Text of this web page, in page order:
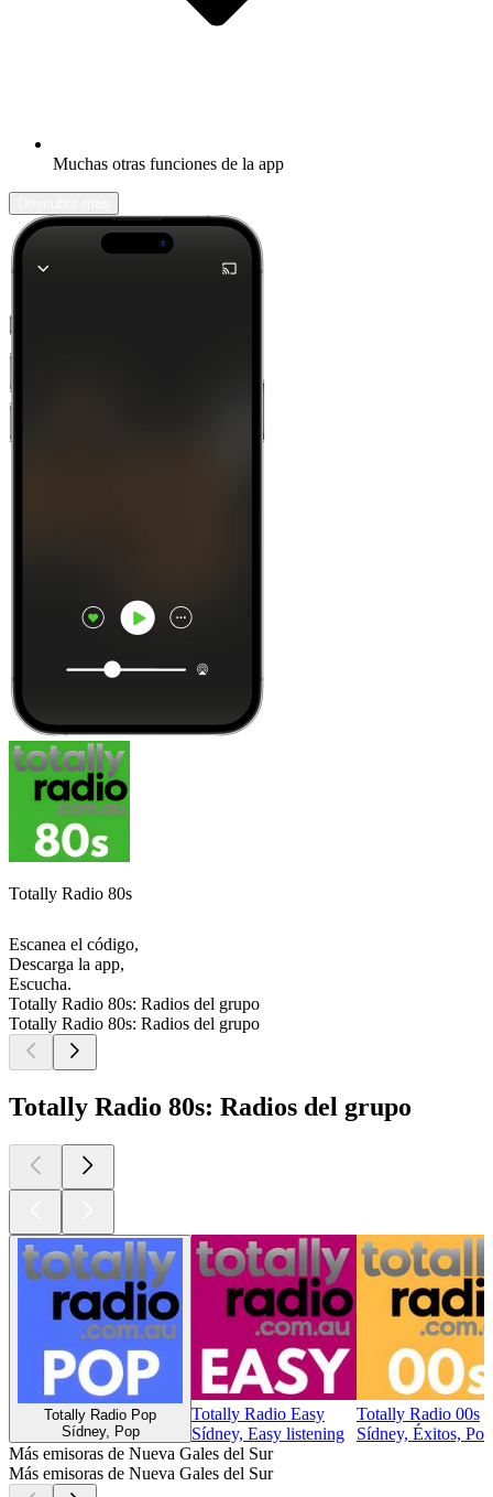
Muchas otras funciones de la app
Totally Radio 80s
Escanea el código,
Descarga la app,
Escucha.
Totally Radio 80s: Radios del grupo
Totally Radio 80s: Radios del grupo
Totally Radio 80s: Radios del grupo
Totally Radio Pop
Sídney, Pop
Totally Radio Easy
Sídney, Easy listening
Totally Radio 00s
Sídney, Éxitos, Pop
Más emisoras de Nueva Gales del Sur
Más emisoras de Nueva Gales del Sur